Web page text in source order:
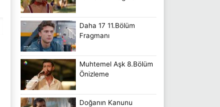
Daha 17 11.Bölüm
Fragmanı
Muhtemel Aşk 8.Bölüm
Önizleme
Doğanın Kanunu